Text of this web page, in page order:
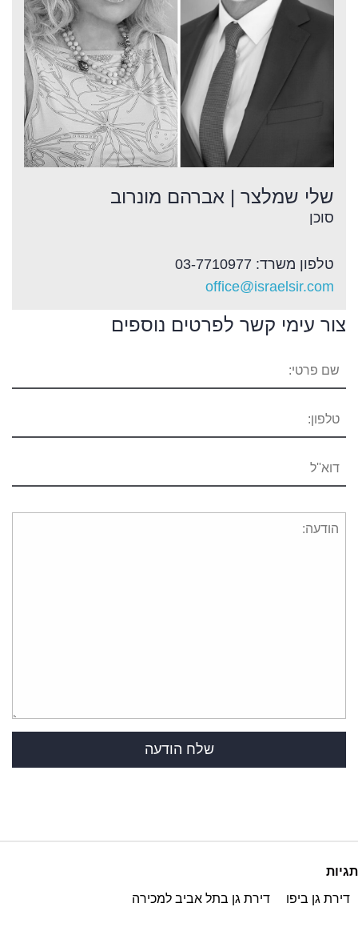
שלי שמלצר | אברהם מונרוב
סוכן
טלפון משרד: 03-7710977
office@israelsir.com
צור עימי קשר לפרטים נוספים
תגיות
דירת גן ביפו
דירת גן בתל אביב למכירה